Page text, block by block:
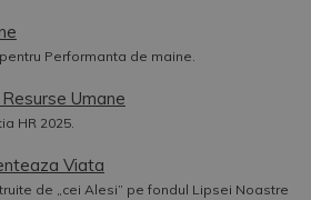
Performanta de maine.
Umane
HR 2025.
Viata
de „cei Alesi” pe fondul Lipsei Noastre